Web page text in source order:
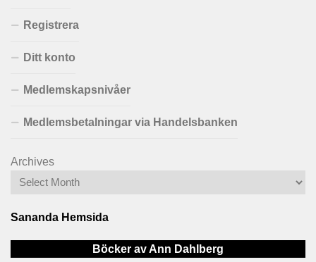
Registrera
Ditt konto
Medlemskapsnivåer
Medlemsbetalningar via Handelsbanken
Archives
Sananda Hemsida
Böcker av Ann Dahlberg